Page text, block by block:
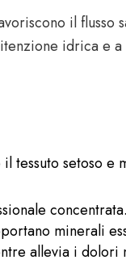
il flusso
idrica e
tessuto setoso e
minerali
allevia i dolori